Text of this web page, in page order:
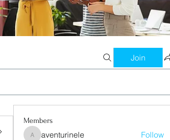
Join
Members
aventurinele
Follow